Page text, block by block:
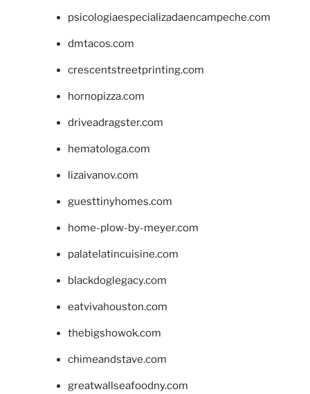
psicologiaespecializadaencampeche.com
dmtacos.com
crescentstreetprinting.com
hornopizza.com
driveadragster.com
hematologa.com
lizaivanov.com
guesttinyhomes.com
home-plow-by-meyer.com
palatelatincuisine.com
blackdoglegacy.com
eatvivahouston.com
thebigshowok.com
chimeandstave.com
greatwallseafoodny.com